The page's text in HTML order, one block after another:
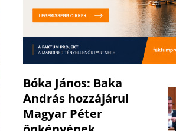
Bóka János: Baka
András hozzájárul
Magyar Péter